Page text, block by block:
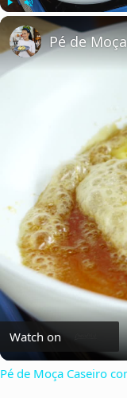
Unmute
Pé de
Watch on
Pé de Moça Caseiro